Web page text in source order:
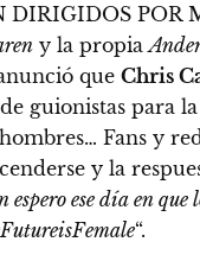
DIRIGIDOS POR
y la propia
que Chris
guionistas para la
Fans y
y la
espero ese día en que
“.